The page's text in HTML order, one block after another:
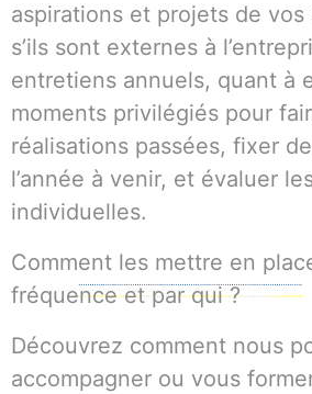
aspirations et projets de vos
s’ils sont externes à
entretiens annuels, quant à
moments privilégiés pour
réalisations passées, fixer
l’année à venir, et évaluer
individuelles.
Comment les mettre en
fréquence et par qui ?
Découvrez comment nous
accompagner ou vous